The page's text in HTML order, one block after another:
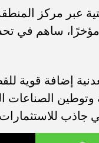
عبر مركز
ساهم في
إضافة قوية
وتوطين الصناعات
جاذب